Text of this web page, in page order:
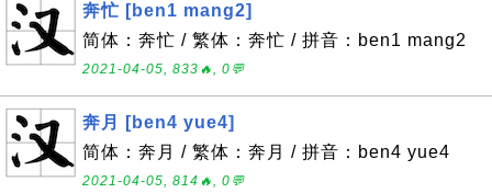
奔忙 [ben1 mang2]
简体：奔忙 / 繁体：奔忙 / 拼音：ben1 mang2
2021-04-05, 833🔥, 0💬
奔月 [ben4 yue4]
简体：奔月 / 繁体：奔月 / 拼音：ben4 yue4
2021-04-05, 814🔥, 0💬